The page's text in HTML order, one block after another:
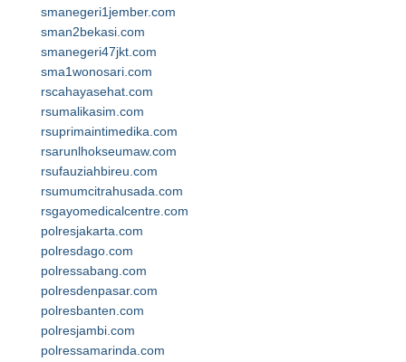
smanegeri1jember.com
sman2bekasi.com
smanegeri47jkt.com
sma1wonosari.com
rscahayasehat.com
rsumalikasim.com
rsuprimaintimedika.com
rsarunlhokseumaw.com
rsufauziahbireu.com
rsumumcitrahusada.com
rsgayomedicalcentre.com
polresjakarta.com
polresdago.com
polressabang.com
polresdenpasar.com
polresbanten.com
polresjambi.com
polressamarinda.com